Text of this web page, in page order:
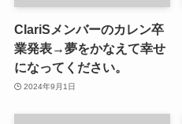
ClariSメンバーのカレン卒
業発表→夢をかなえて幸せ
になってください。
2024年9月1日